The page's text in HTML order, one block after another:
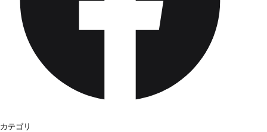
カテゴリ